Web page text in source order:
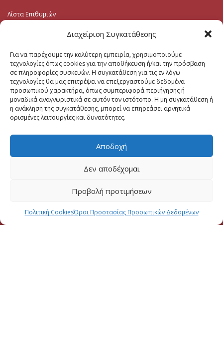
Διαχείριση Συγκατάθεσης
Για να παρέχουμε την καλύτερη εμπειρία, χρησιμοποιούμε
τεχνολογίες όπως cookies για την αποθήκευση ή/και την πρόσβαση
σε πληροφορίες συσκευών. Η συγκατάθεση για τις εν λόγω
τεχνολογίες θα μας επιτρέψει να επεξεργαστούμε δεδομένα
προσωπικού χαρακτήρα, όπως συμπεριφορά περιήγησης ή
μοναδικά αναγνωριστικά σε αυτόν τον ιστότοπο. Η μη συγκατάθεση ή
η ανάκληση της συγκατάθεσης, μπορεί να επηρεάσει αρνητικά
ορισμένες λειτουργίες και δυνατότητες.
Αποδοχή
Δεν αποδέχομαι
Προβολή προτιμήσεων
Πολιτική CookiesΌροι Προστασίας Προσωπικών Δεδομένων
Λίστα Επιθυμιών
Εγγραφή στο Ενημερωτικό
Το Email σας (υποχρεωτικο)
Μηνυμα